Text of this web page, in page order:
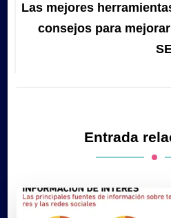
Las mejores
consejos para
Entrada